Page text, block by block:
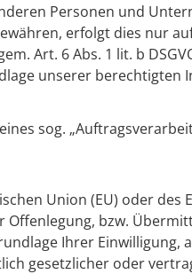
Personen und
erfolgt dies nur
Art. 6 Abs. 1 lit. b
unserer berechtigten
sog.
Union (EU) oder
bzw.
Ihrer
gesetzlicher oder